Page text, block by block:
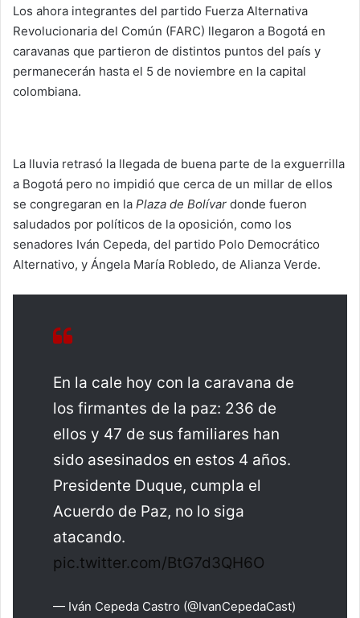
Los ahora integrantes del partido Fuerza Alternativa
Revolucionaria del Común (FARC) llegaron a Bogotá en
caravanas que partieron de distintos puntos del país y
permanecerán hasta el 5 de noviembre en la capital
colombiana.
La lluvia retrasó la llegada de buena parte de la exguerrilla
a Bogotá pero no impidió que cerca de un millar de ellos
se congregaran en la Plaza de Bolívar donde fueron
saludados por políticos de la oposición, como los
senadores Iván Cepeda, del partido Polo Democrático
Alternativo, y Ángela María Robledo, de Alianza Verde.
En la cale hoy con la caravana de
los firmantes de la paz: 236 de
ellos y 47 de sus familiares han
sido asesinados en estos 4 años.
Presidente Duque, cumpla el
Acuerdo de Paz, no lo siga
atacando.
pic.twitter.com/BtG7d3QH6O
— Iván Cepeda Castro (@IvanCepedaCast)